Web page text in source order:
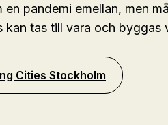
en pandemi emellan, men
kan tas till vara och byggas
Cities Stockholm